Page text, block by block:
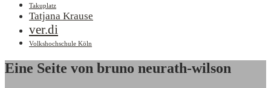
Takuplatz
Tatjana Krause
ver.di
Volkshochschule Köln
Eine Seite von bruno neurath-wilson